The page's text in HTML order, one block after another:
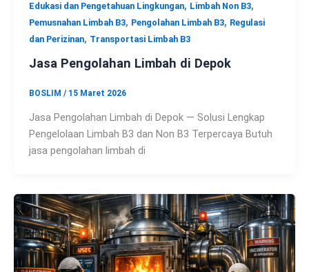
Edukasi dan Pengetahuan Lingkungan, Limbah Non B3,
Pemusnahan Limbah B3, Pengolahan Limbah B3, Regulasi
dan Perizinan, Transportasi Limbah B3
Jasa Pengolahan Limbah di Depok
BOSLIM / 15 Maret 2026
Jasa Pengolahan Limbah di Depok — Solusi Lengkap
Pengelolaan Limbah B3 dan Non B3 Terpercaya Butuh
jasa pengolahan limbah di